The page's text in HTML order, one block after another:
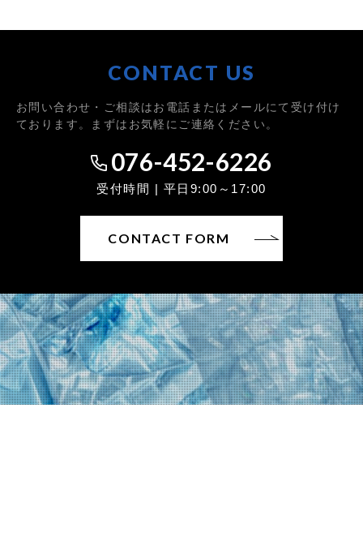
CONTACT US
お問い合わせ・ご相談はお電話またはメールにて受け付け
ております。まずはお気軽にご連絡ください。
076-452-6226
受付時間 | 平日9:00～17:00
CONTACT FORM